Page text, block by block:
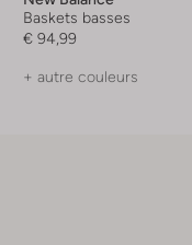
Baskets basses
€ 94,99
+ autre couleurs